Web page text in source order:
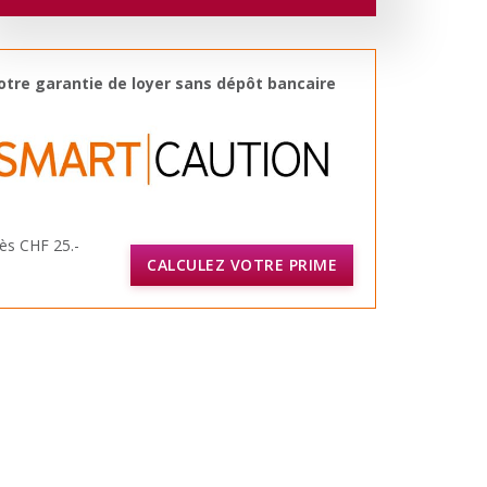
garantie de loyer sans dépôt bancaire
CHF 25.-
CALCULEZ VOTRE PRIME